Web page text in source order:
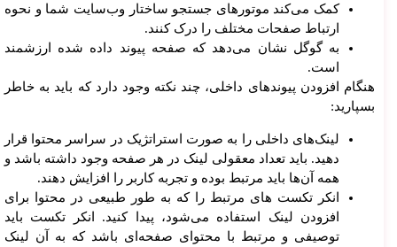
کمک می‌کند موتورهای جستجو ساختار وب‌سایت شما و نحوه
ارتباط صفحات مختلف را درک کنند.
به گوگل نشان می‌دهد که صفحه پیوند داده شده ارزشمند
است.
هنگام افزودن پیوندهای داخلی، چند نکته وجود دارد که باید به خاطر
بسپارید:
لینک‌های داخلی را به صورت استراتژیک در سراسر محتوا قرار
دهید. باید تعداد معقولی لینک در هر صفحه وجود داشته باشد و
همه آن‌ها باید مرتبط بوده و تجربه کاربر را افزایش دهند.
انکر تکست های مرتبط را که به طور طبیعی در محتوا برای
افزودن لینک استفاده می‌شود، پیدا کنید. انکر تکست باید
توصیفی و مرتبط با محتوای صفحه‌ای باشد که به آن لینک